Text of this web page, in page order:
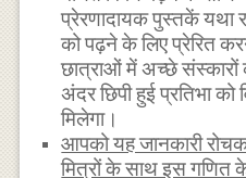
प्रेरणादायक पुस्तकें यथा
को पढ़ने के लिए प्रेरित
छात्राओं में अच्छे संस्कारों
अंदर छिपी हुई प्रतिभा
मिलेगा।
आपको यह जानकारी
मित्रों के साथ इस गणित